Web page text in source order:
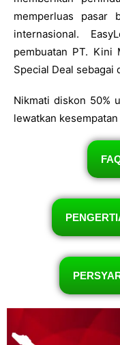
memperluas pasar
internasional.
pembuatan PT. Kini
Special Deal sebagai
Nikmati diskon 50%
lewatkan